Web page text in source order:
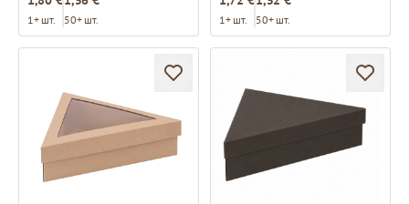
1+ шт. 50+ шт. 1+ шт. 50+ шт.